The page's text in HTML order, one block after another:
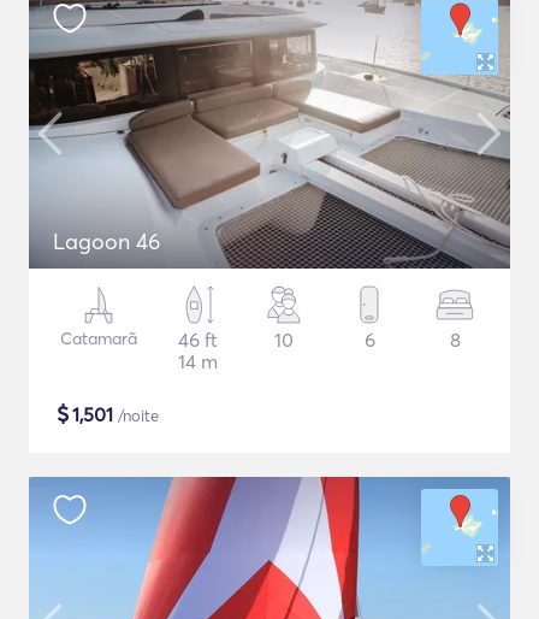
Lagoon 46
Catamarã
46 ft
14 m
10 6 8
$1,501 /noite